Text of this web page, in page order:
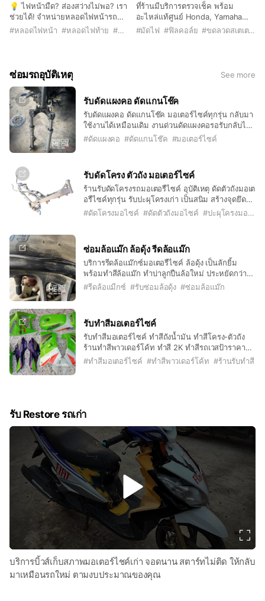
💡 ไฟหน้ามืด? ส่องสว่างไม่พอ? เรา
ช่วยได้! จำหน่ายหลอดไฟหน้ารถ
มอเตอร์ไซค์คุณภาพสูง แสงสว่างชัด
#หลอดไฟหน้า #หลอดไฟท้าย #หลอดไฟเลี้ยว
ที่ร้านมีบริการตรวจเช็ค พร้อม
อะไหล่แท้ศูนย์ Honda, Yamaha
หรืออะไหล่เทียบคุณภาพดี พร้อม
#มัดไฟ #ฟิลคอล์ย #ขดลวดสเตเตอร์
ซ่อมรถอุบัติเหตุ See more
รับดัดแผงคอ ดัดแกนโช๊ค
รับดัดแผงคอ ดัดแกนโช๊ค มอเตอร์ไซค์ทุกรุ่น กลับมา
ใช้งานได้เหมือนเดิม งานด่วนดัดแผงคอรอรับกลับได้
เลย ราคาไม่แพง
#ดัดแผงคอ #ดัดแกนโช๊ค #มอเตอร์ไซค์
รับดัดโครง ตัวถัง มอเตอร์ไซค์
ร้านรับดัดโครงรถมอเตอรืไซค์ อุบัติเหตุ ดัดตัวถังมอเต
อรืไซค์ทุกรุ่น รับปะผุโครงเก่า เป็นสนิม สร้างจุดยึด
เครื่องใหม่ พร้อมบริการยิงทราย และทำสีพาวเด้อ
#ดัดโครงมอไซค์ #ดัดตัวถังมอไซค์ #ปะผุโครงมอไซค์
ซ่อมล้อแม๊ก ล้อดุ้ง รีดล้อแม๊ก
บริการรีดล้อแม๊กซ์มอเตอรืไซค์ ล้อดุ้ง เป็นลักยิ้ม
พร้อมทำสีล้อแม๊ก ทำบ่าลูกปืนล้อใหม่ ประหยัดกว่า
เบิกล้อใหม่
#รีดล้อแมีกซ์ #รับซ่อมล้อดุ้ง #ซ่อมล้อแม๊ก
รับทำสีมอเตอร์ไซค์
รับทำสีมอเตอร์ไซค์ ทำสีถังน้ำมัน ทำสีโครง-ตัวถัง
ร้านทำสีพาวเดอร์โค้ท ทำสี 2K ทำสีรถเวสป้าราคาถูก
จัดทรงเวสป้า งานสวยฉ่ำ ราคาไม่แพง
#ทำสีมอเตอร์ไซค์ #ทำสีพาวเดอร์โค้ท #ร้านรับทำสี
รับ Restore รถเก่า
v
d
e
บริการบิ้วส์เก็บสภาพมอเตอร์ไชค์เก่า จอดนาน สตาร์ทไม่ติด ให้กลับ
มาเหมือนรถใหม่ ตามงบประมาณของคุณ